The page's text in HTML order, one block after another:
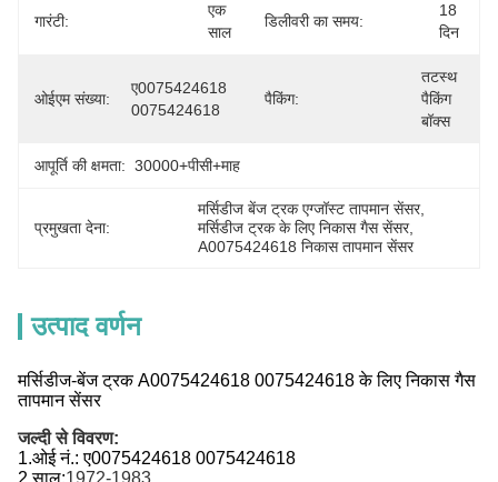
गारंटी:
एक
साल
डिलीवरी का समय:
18
दिन
ओईएम संख्या:
ए0075424618
0075424618
पैकिंग:
तटस्थ
पैकिंग
बॉक्स
आपूर्ति की क्षमता: 30000+पीसी+माह
प्रमुखता देना:
मर्सिडीज बेंज ट्रक एग्जॉस्ट तापमान सेंसर,
मर्सिडीज ट्रक के लिए निकास गैस सेंसर,
A0075424618 निकास तापमान सेंसर
उत्पाद वर्णन
मर्सिडीज-बेंज ट्रक A0075424618 0075424618 के लिए निकास गैस
तापमान सेंसर
जल्दी से विवरण:
1.ओई नं.: ए0075424618 0075424618
2 साल:1972-1983